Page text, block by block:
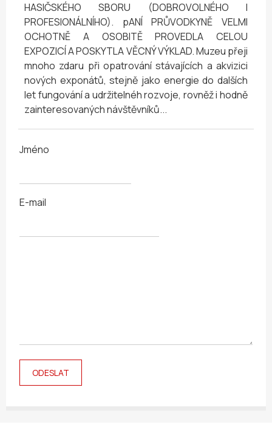
HASIČSKÉHO SBORU (DOBROVOLNÉHO I
PROFESIONÁLNÍHO). pANÍ PRŮVODKYNĚ VELMI
OCHOTNĚ A OSOBITĚ PROVEDLA CELOU
EXPOZICÍ A POSKYTLA VĚCNÝ VÝKLAD. Muzeu přeji
mnoho zdaru při opatrování stávajících a akvizici
nových exponátů, stejně jako energie do dalších
let fungování a udržitelnéh rozvoje, rovněž i hodně
zainteresovaných návštěvníků...
Jméno
E-mail